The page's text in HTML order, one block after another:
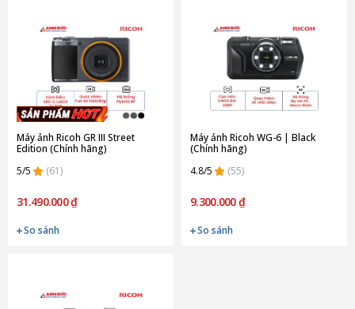
Máy ảnh Ricoh GR III Street
Edition (Chính hãng)
5/5
(61)
31.490.000 ₫
So sánh
Máy ảnh Ricoh WG-6 | Black
(Chính hãng)
4.8/5
(55)
9.300.000 ₫
So sánh